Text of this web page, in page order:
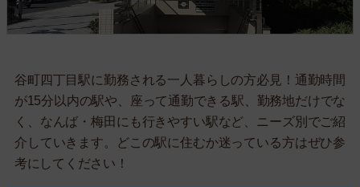
谷町四丁目駅に勤務される一人暮らしの方必見！通勤時間
が15分以内の駅や、座って通勤できる駅、勤務地だけでな
く、なんば・梅田にも行きやすい駅など、ニーズ別でご紹
介していきます。どこの駅に住むか迷っている方はぜひ参
考にしてください！